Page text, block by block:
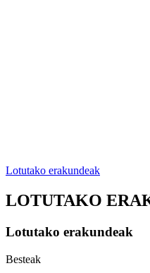
Lotutako erakundeak
LOTUTAKO
Lotutako erakundeak
Besteak